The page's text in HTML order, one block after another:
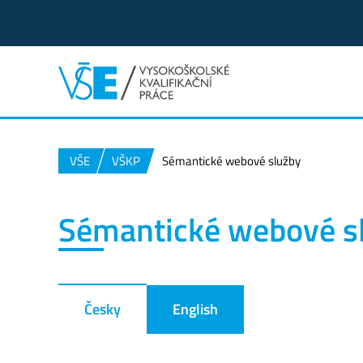
VŠE VŠKP Sémantické webové služby
Sémantické webové
Česky English